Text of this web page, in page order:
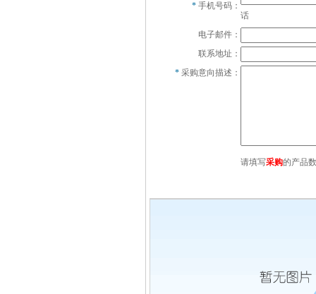
* 手机号码：
话
电子邮件：
联系地址：
* 采购意向描述：
请填写采购的产品